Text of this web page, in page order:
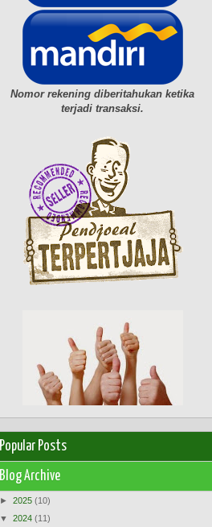
Nomor rekening diberitahukan ketika
terjadi transaksi.
Popular Posts
Blog Archive
► 2025 (10)
▼
2024 (11)